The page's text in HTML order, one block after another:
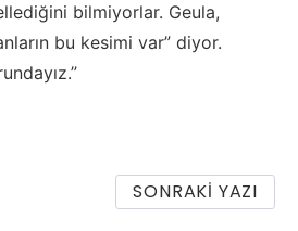
bilmiyorlar. Geula,
bu kesimi var” diyor.
SONRAKI YAZI